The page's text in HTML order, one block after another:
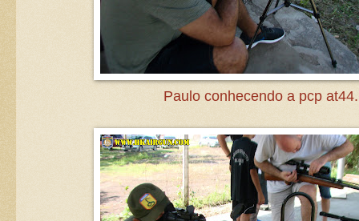
Paulo conhecendo a pcp at44.